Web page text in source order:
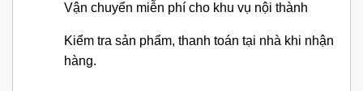
Vận chuyển miễn phí cho khu vụ nội thành
Kiểm tra sản phẩm, thanh toán tại nhà khi nhận
hàng.